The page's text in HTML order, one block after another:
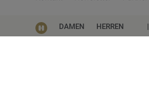
DAMEN HERREN |